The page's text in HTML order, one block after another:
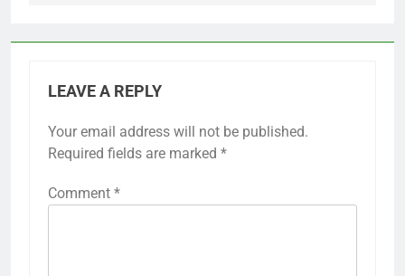
LEAVE A REPLY
Your email address will not be published.
Required fields are marked *
Comment *